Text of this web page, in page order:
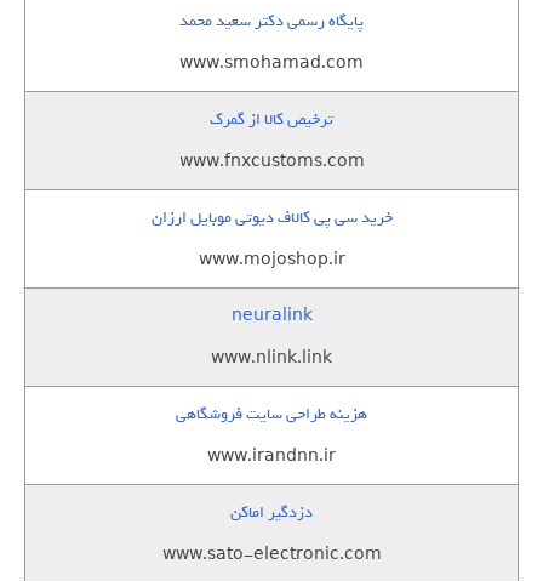
پایگاه رسمی دکتر سعید محمد
www.smohamad.com
ترخیص کالا از گمرک
www.fnxcustoms.com
خرید سی پی کالاف دیوتی موبایل ارزان
www.mojoshop.ir
neuralink
www.nlink.link
هزینه طراحی سایت فروشگاهی
www.irandnn.ir
دزدگیر اماکن
www.sato-electronic.com